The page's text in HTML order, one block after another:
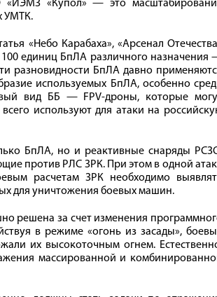
«ИЭМЗ «Купол» — это
УМТК.
«Небо Карабаха», «Арсенал
единиц БпЛА различного назначения
разновидности БпЛА давно
используемых БпЛА, особенно
вид ББ — FPV-дроны, которые
используют для атаки на
БпЛА, но и реактивные снаряды
против РЛС ЗРК. При этом в одной
расчетам ЗРК необходимо
для уничтожения боевых машин.
решена за счет изменения
в режиме «огонь из засады»,
их высокоточным огнем.
массированной и